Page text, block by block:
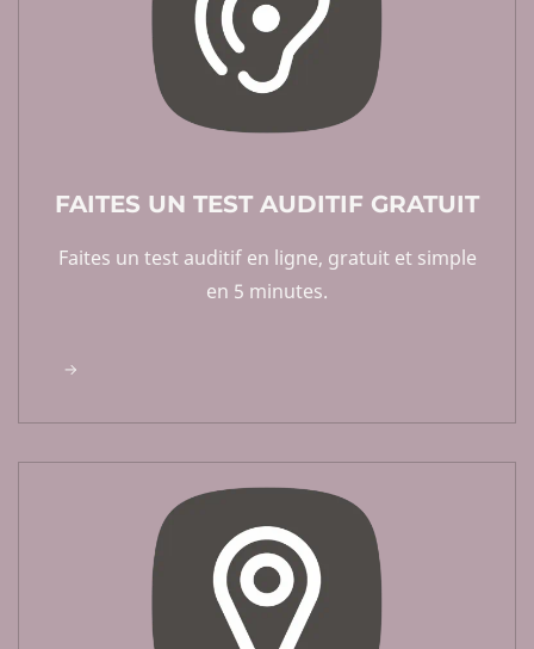
FAITES UN TEST AUDITIF GRATUIT
Faites un test auditif en ligne, gratuit et simple
en 5 minutes.